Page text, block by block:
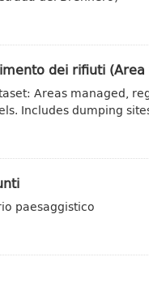
dei rifiuti
Areas managed,
Includes dumping
paesaggistico